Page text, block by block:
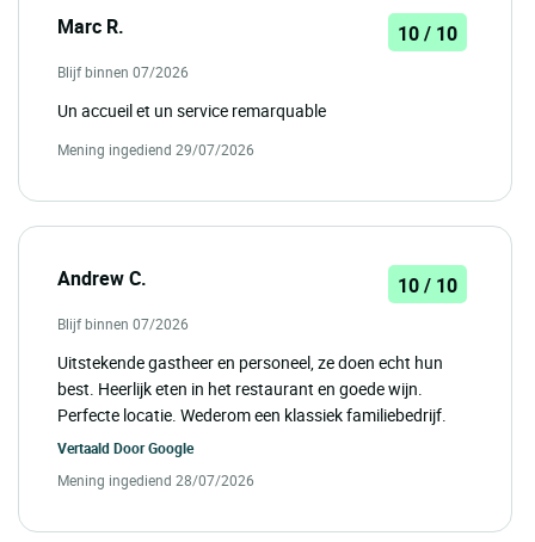
Marc R. 10 / 10
Blijf binnen 07/2026
Un accueil et un service remarquable
Mening ingediend 29/07/2026
Andrew C. 10 / 10
Blijf binnen 07/2026
Uitstekende gastheer en personeel, ze doen echt hun
best. Heerlijk eten in het restaurant en goede wijn.
Perfecte locatie. Wederom een klassiek familiebedrijf.
Vertaald DoorGoogle
Mening ingediend 28/07/2026